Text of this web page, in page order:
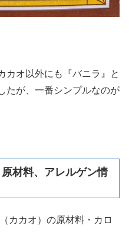
カオ以外にも『バニラ』と
たが、一番シンプルなのが
材料、アレルゲン情
カカオ）の原材料・カロ